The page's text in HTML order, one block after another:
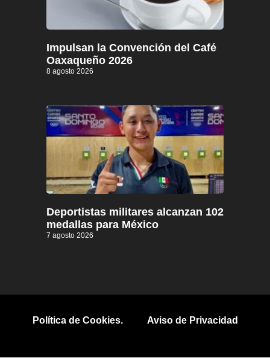
Impulsan la Convención del Café
Oaxaqueño 2026
8 agosto 2026
Deportistas militares alcanzan 102
medallas para México
7 agosto 2026
Política de Cookies. Aviso de Privacidad